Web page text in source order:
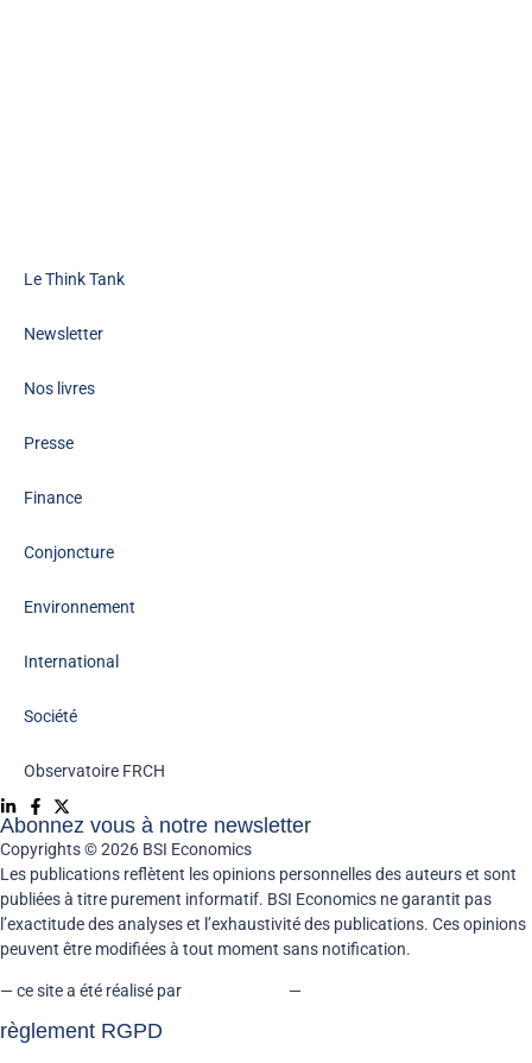
Le Think Tank
Newsletter
Nos livres
Presse
Finance
Conjoncture
Environnement
International
Société
Observatoire FRCH
Abonnez vous à notre newsletter
Copyrights © 2026 BSI Economics
Les publications reflètent les opinions personnelles des auteurs et sont
publiées à titre purement informatif. BSI Economics ne garantit pas
l’exactitude des analyses et l’exhaustivité des publications. Ces opinions
peuvent être modifiées à tout moment sans notification.
— ce site a été réalisé par —
règlement RGPD